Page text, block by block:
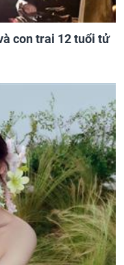
con trai 12 tuổi tử